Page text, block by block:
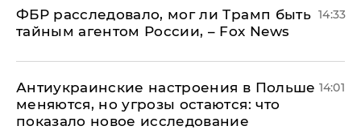
ФБР расследовало, мог ли Трамп быть
тайным агентом России, – Fox News
14:33
Антиукраинские настроения в Польше
меняются, но угрозы остаются: что
показало новое исследование
14:01